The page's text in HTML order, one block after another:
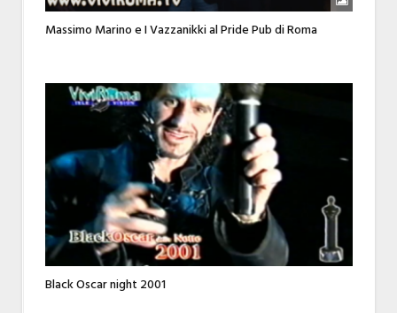
Massimo Marino e I Vazzanikki al Pride Pub di Roma
Black Oscar night 2001